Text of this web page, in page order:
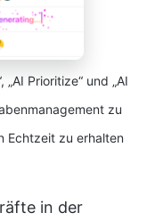
Prioritize“ und „AI
zu
Echtzeit zu erhalten
in der